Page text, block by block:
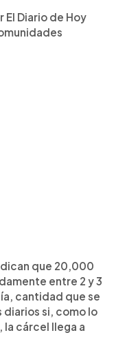
Diario de Hoy
que 20,000
entre 2 y 3
cantidad que se
diarios si, como lo
la cárcel llega a